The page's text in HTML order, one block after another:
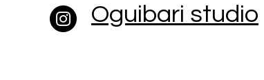
Oguibari studio